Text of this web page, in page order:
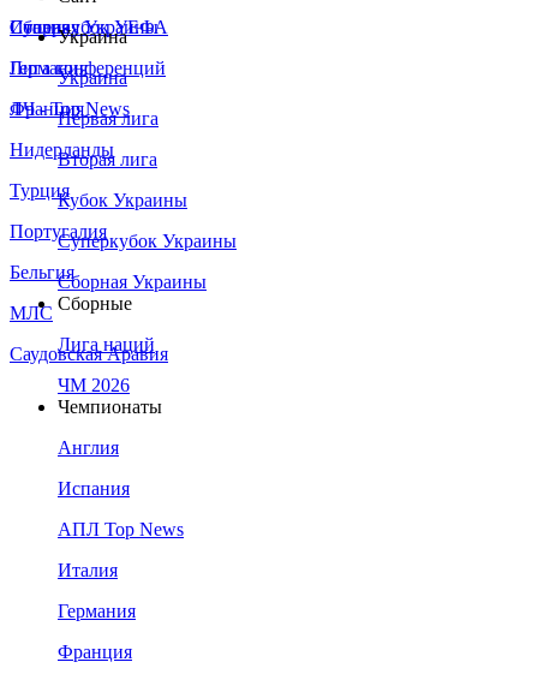
Сборная Украины
Италия
Германия
Франция
Нидерланды
Турция
Португалия
Бельгия
МЛС
Саудовская Аравия
Суперкубок УЕФА
Лига конференций
ЛЧ - Top News
Украина
Украина
Первая лига
Вторая лига
Кубок Украины
Суперкубок Украины
Сборная Украины
Сборные
Лига наций
ЧМ 2026
Чемпионаты
Англия
Испания
АПЛ Top News
Италия
Германия
Франция